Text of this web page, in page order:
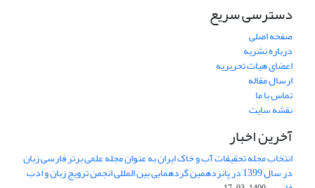
دسترسی سریع
صفحه اصلی
درباره نشریه
اعضای هیات تحریریه
ارسال مقاله
تماس با ما
نقشه سایت
آخرین اخبار
انتخاب مجله تحقیقات آب و خاک ایران به عنوان مجله علمی برتر فارسی زبان
در سال 1399 در پانزدهمین گردهمایی بین المللی انجمن ترویج زبان و ادب